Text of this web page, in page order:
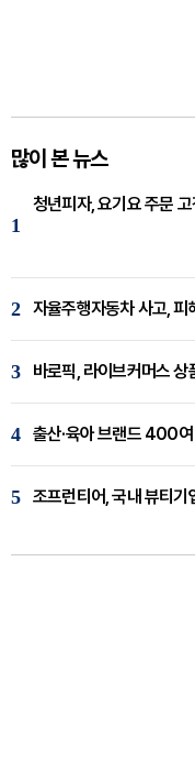
많이 본 뉴스
1
청년피자, 요기요 주문
2 자율주행자동차 사고, 피
3 바로픽, 라이브커머스 상
4 출산·육아 브랜드 400
5 조프런티어, 국내 뷰티기